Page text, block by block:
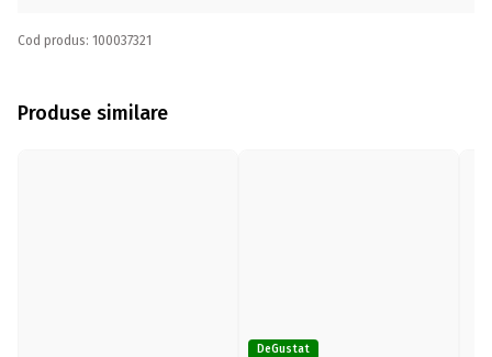
Cod produs: 100037321
Produse similare
DeGustat